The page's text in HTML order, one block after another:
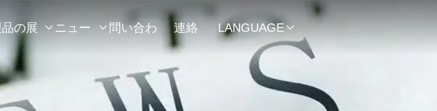
の展  ニュー  問い合わ 連絡
先
LANGUAGE 